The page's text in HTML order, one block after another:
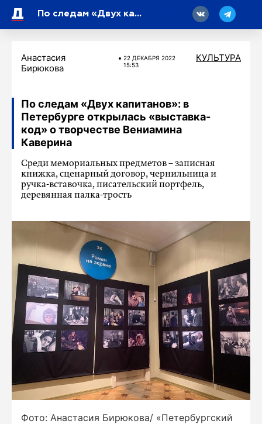
По следам «Двух капитанов»: в Петербурге открылась «выставка-код» о творчестве Вениамина Каверина
Анастасия
Бирюкова
22 ДЕКАБРЯ 2022
15:53
КУЛЬТУРА
По следам «Двух капитанов»: в
Петербурге открылась «выставка-
код» о творчестве Вениамина
Каверина
Среди мемориальных предметов – записная
книжка, сценарный договор, чернильница и
ручка-вставочка, писательский портфель,
деревянная палка-трость
Фото: Анастасия Бирюкова/ «Петербургский